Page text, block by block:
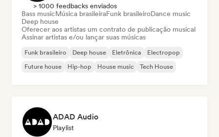
> 1000 feedbacks enviados
Bass musicMúsica brasileiraFunk brasileiroDance music
Deep house
Oferecer aos artistas um contrato de publicação musical
Assinar artistas e/ou lançar suas músicas
Funk brasileiro Deep house Eletrônica
Electropop
Future house
Hip-hop House music Tech House
ADAD Audio
Playlist